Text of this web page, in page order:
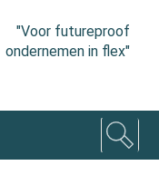
"Voor futureproof
ondernemen in flex"